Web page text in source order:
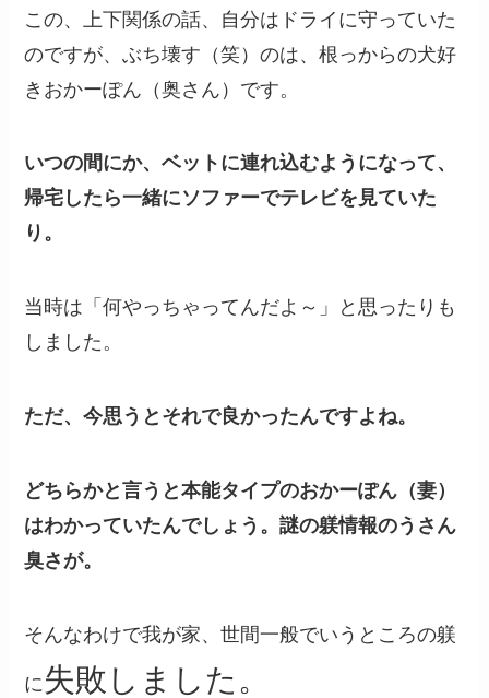
この、上下関係の話、自分はドライに守っていた
のですが、ぶち壊す（笑）のは、根っからの犬好
きおかーぽん（奥さん）です。
いつの間にか、ベットに連れ込むようになって、
帰宅したら一緒にソファーでテレビを見ていた
り。
当時は「何やっちゃってんだよ～」と思ったりも
しました。
ただ、今思うとそれで良かったんですよね。
どちらかと言うと本能タイプのおかーぽん（妻）
はわかっていたんでしょう。謎の躾情報のうさん
臭さが。
そんなわけで我が家、世間一般でいうところの躾
に 失敗しました。